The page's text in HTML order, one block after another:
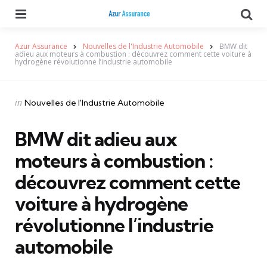
Azur Assurance Nouvelles de l'Industrie Automobile BMW dit
adieu aux moteurs à combustion : découvrez comment cette voiture à
hydrogène révolutionne l’industrie automobile
Categories
Posted
in Nouvelles de l'Industrie Automobile
BMW dit adieu aux
moteurs à combustion :
découvrez comment cette
voiture à hydrogène
révolutionne l’industrie
automobile